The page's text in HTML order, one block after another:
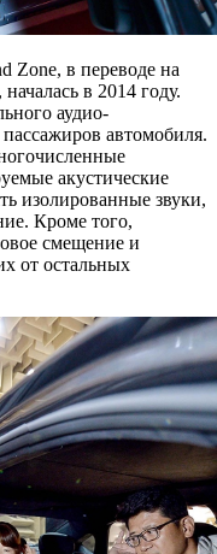
Zone, в переводе на
в 2014 году.
аудио-
автомобиля.
акустические
изолированные звуки,
Кроме того,
смещение и
от остальных